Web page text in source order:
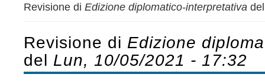
Revisione di Edizione diplomatico-interpretativa
Revisione di Edizione
del Lun, 10/05/2021 - 17:32